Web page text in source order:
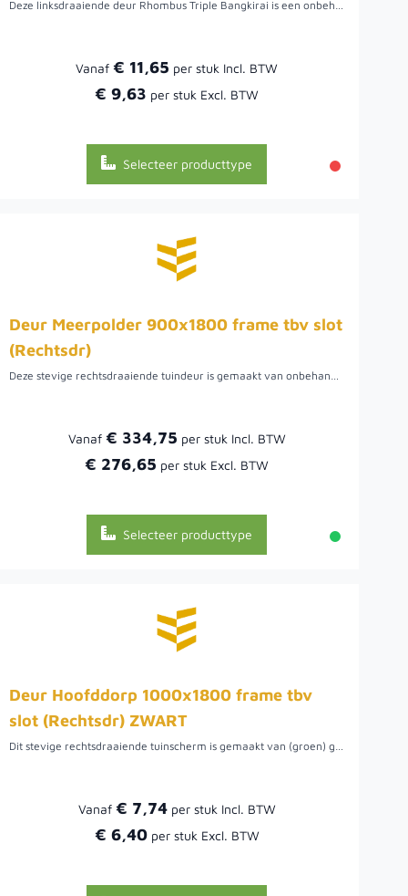
Deze linksdraaiende deur Rhombus Triple Bangkirai is een onbehandeld houtsoort met goede mechanische eigenschappen en duurzaamheid, een geschikte houtsoort voor toepassingen buiten. De deur is dubbelzijdig bekleed met deze triple rhombusplanken maar kan ook enkelzijdig bekleed geleverd worden.
Vanaf € 11,65
€ 9,63
Selecteer producttype
Deur Meerpolder 900x1800 frame tbv slot
(Rechtsdr)
Deze stevige rechtsdraaiende tuindeur is gemaakt van onbehandeld bangkirai hout. De planken zijn 16 x 145 millimeter en geschroefd op een stalen frame.
Vanaf € 334,75
€ 276,65
Selecteer producttype
Deur Hoofddorp 1000x1800 frame tbv
slot (Rechtsdr) ZWART
Dit stevige rechtsdraaiende tuinscherm is gemaakt van (groen) geïmpregneerd Noord-Europees vurenhout en vervolgens twee keer zwart gespoten. De planken zijn 18x145 mm en geschroefd op een stalen frame, maar kunnen ook op maat gemaakt worden.
Vanaf € 7,74
€ 6,40